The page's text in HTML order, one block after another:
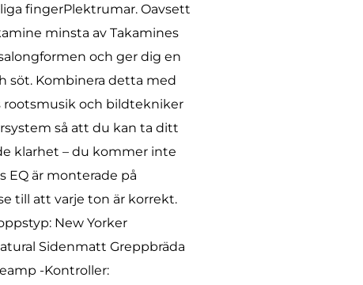
fingerPlektrumar. Oavsett
minsta av Takamines
och ger dig en
söt. Kombinera detta med
rootsmusik och bildtekniker
så att du kan ta ditt
klarhet – du kommer inte
är monterade på
till att varje ton är korrekt.
New Yorker
Sidenmatt Greppbräda
-Kontroller: